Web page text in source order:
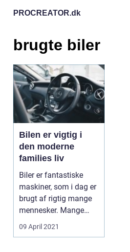
PROCREATOR.dk
brugte biler
Bilen er vigtig i
den moderne
families liv
Biler er fantastiske
maskiner, som i dag er
brugt af rigtig mange
mennesker. Mange
anser det faktisk...
09 April 2021